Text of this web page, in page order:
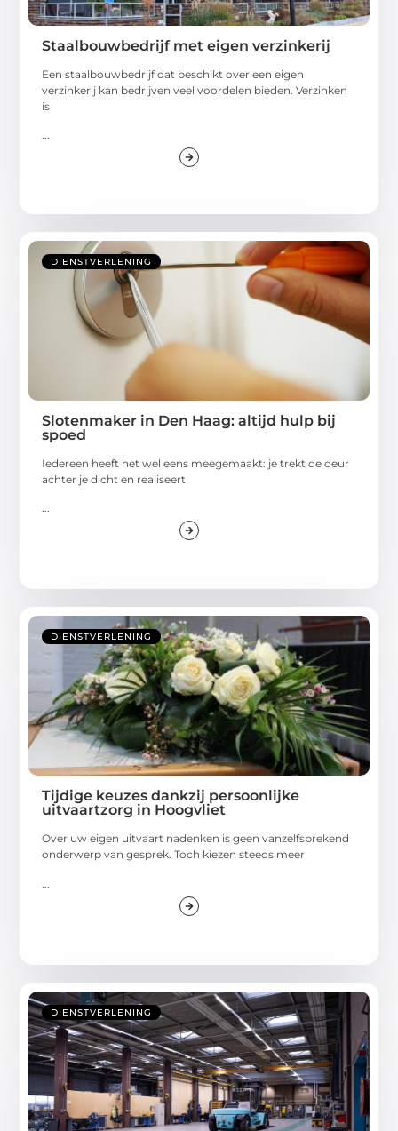
Staalbouwbedrijf met eigen verzinkerij
Een staalbouwbedrijf dat beschikt over een eigen
verzinkerij kan bedrijven veel voordelen bieden. Verzinken
is
...
DIENSTVERLENING
Slotenmaker in Den Haag: altijd hulp bij
spoed
Iedereen heeft het wel eens meegemaakt: je trekt de deur
achter je dicht en realiseert
...
DIENSTVERLENING
Tijdige keuzes dankzij persoonlijke
uitvaartzorg in Hoogvliet
Over uw eigen uitvaart nadenken is geen vanzelfsprekend
onderwerp van gesprek. Toch kiezen steeds meer
DIENSTVERLENING